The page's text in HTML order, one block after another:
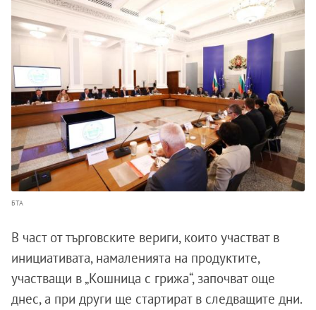
БТА
В част от търговските вериги, които участват в
инициативата, намаленията на продуктите,
участващи в „Кошница с грижа“, започват още
днес, а при други ще стартират в следващите дни.